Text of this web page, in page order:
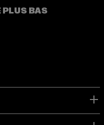
PLUS BAS